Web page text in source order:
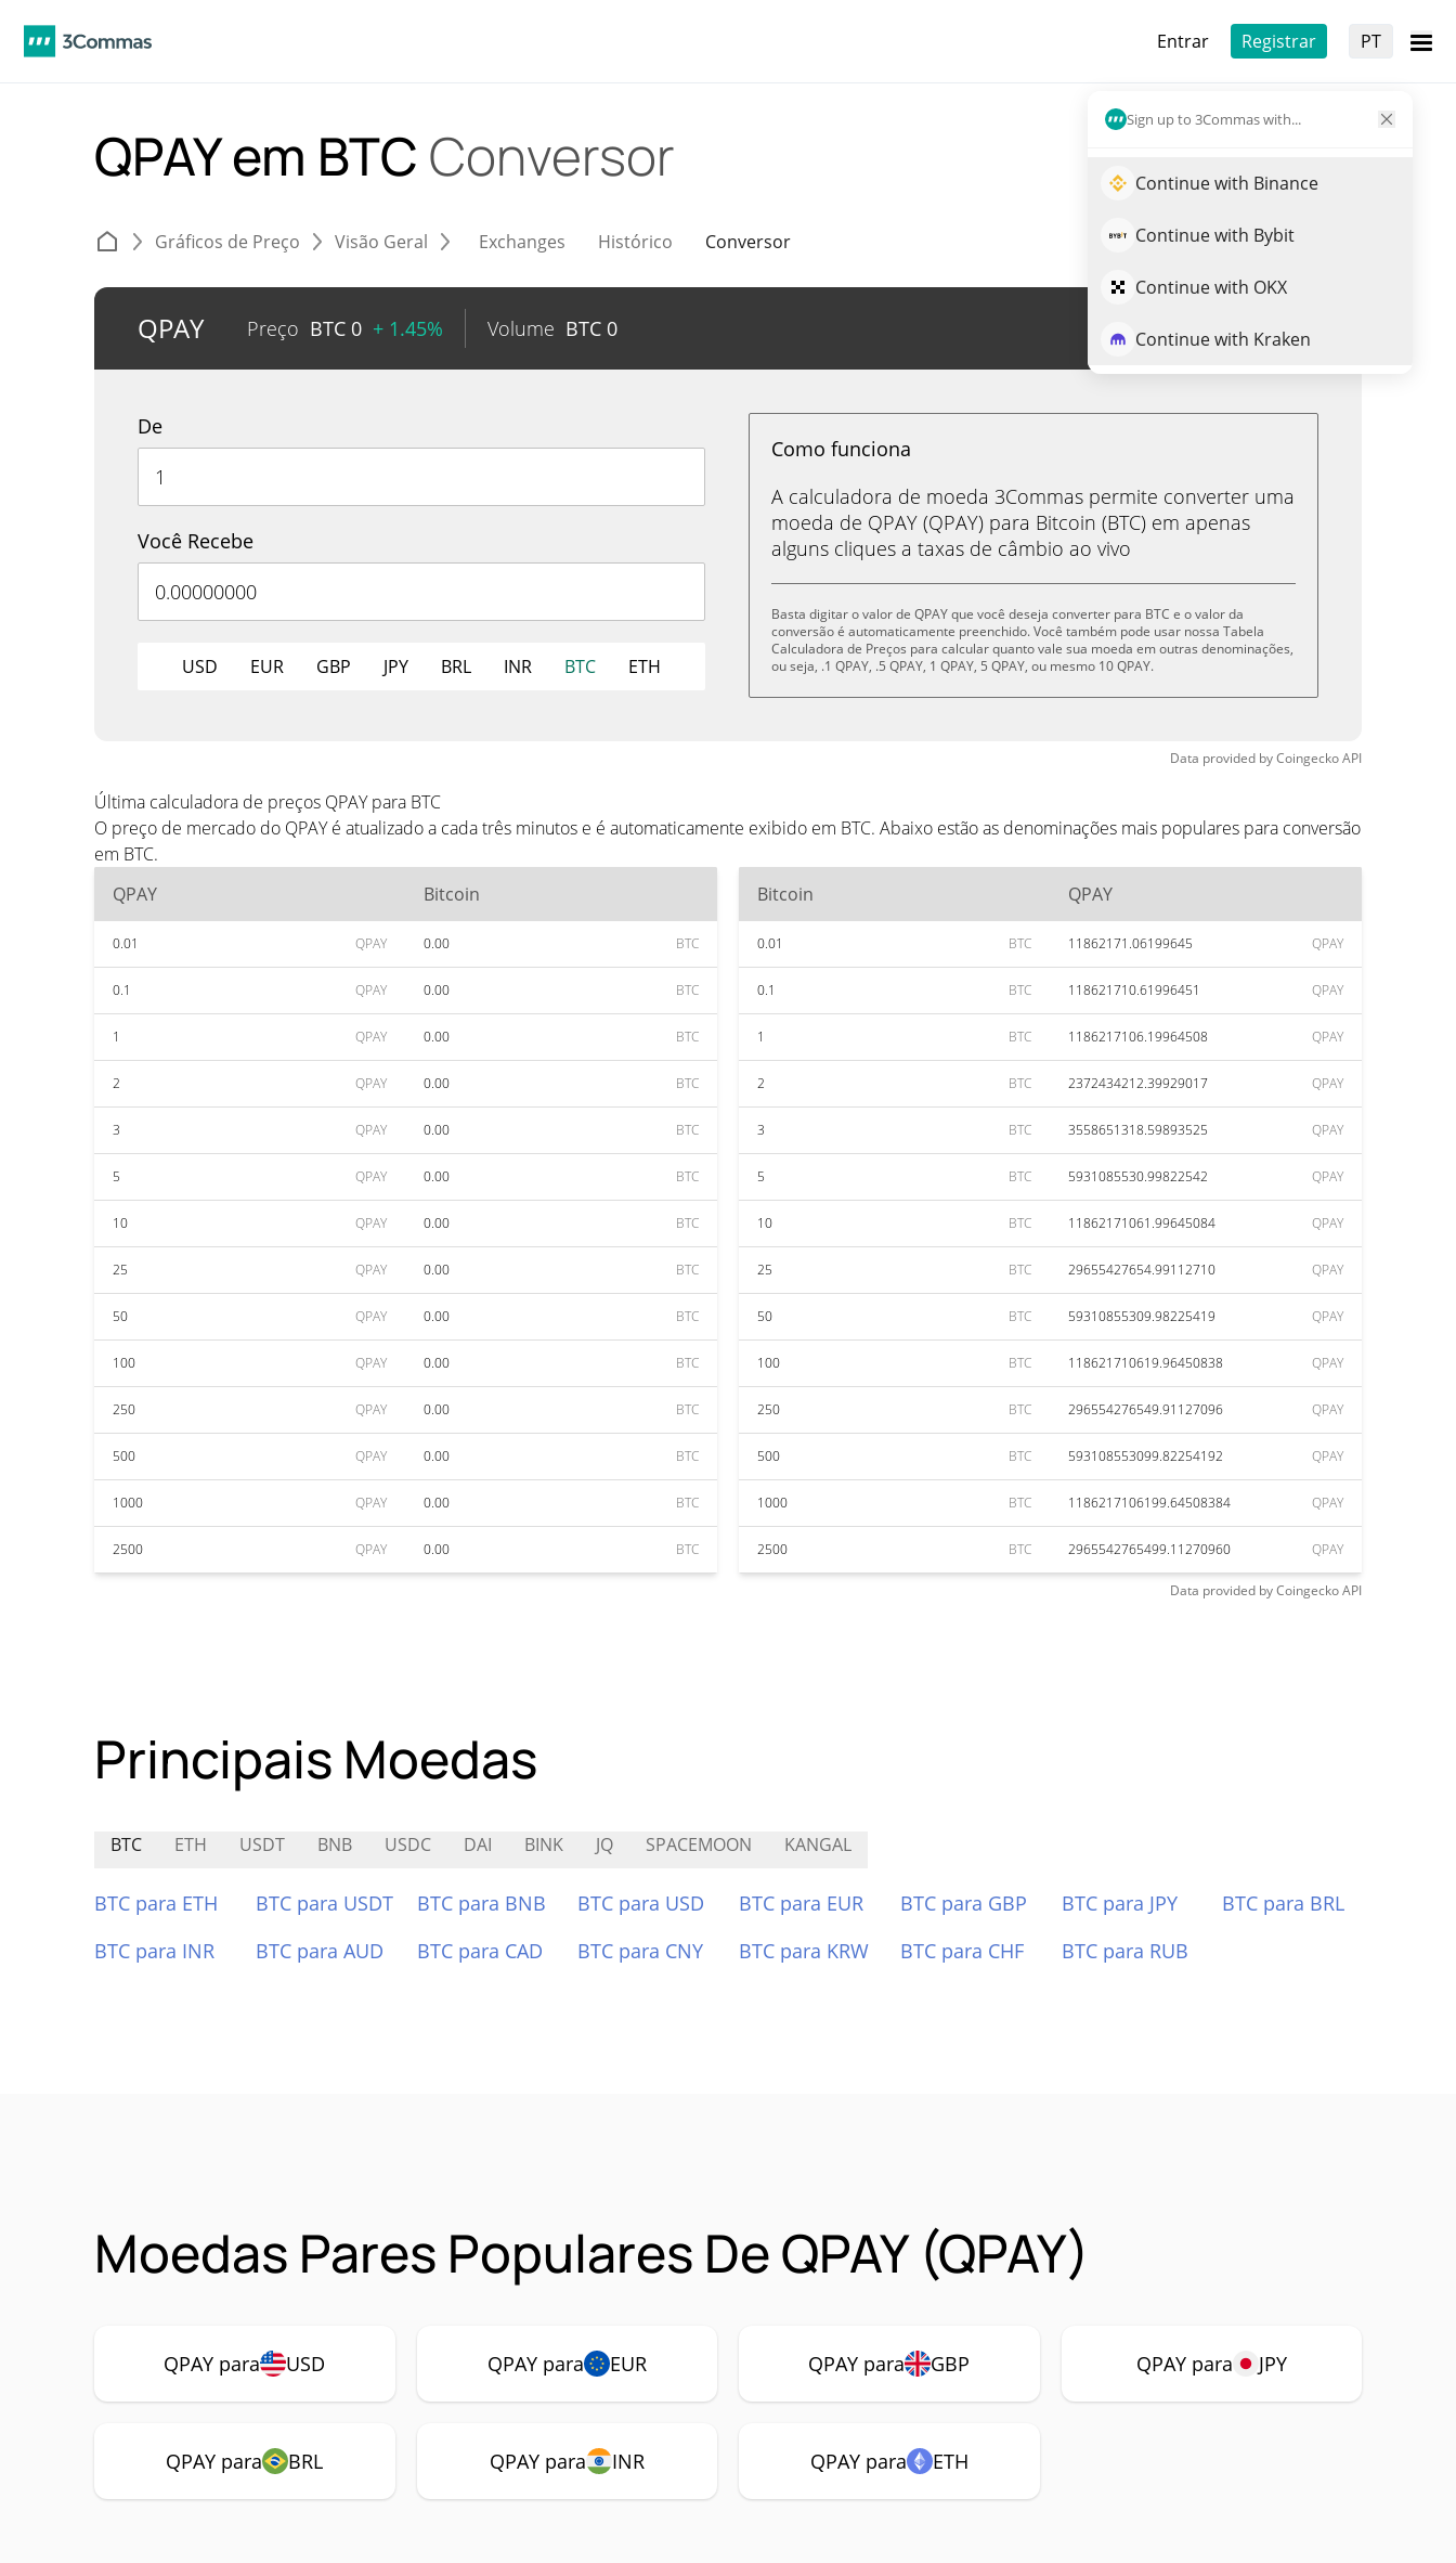
Entrar Registrar PT
Sign up to 3Commas with...
Continue with Binance
Continue with Bybit
Continue with OKX
Continue with Kraken
QPAY em BTC Conversor
Gráficos de Preço Visão Geral Exchanges Histórico Conversor
QPAY Preço BTC 0 + 1.45% Volume BTC 0 Trade de QPAY
De
Você Recebe
USD EUR GBP JPY BRL INR BTC ETH
Como funciona
A calculadora de moeda 3Commas permite converter uma
moeda de QPAY (QPAY) para Bitcoin (BTC) em apenas
alguns cliques a taxas de câmbio ao vivo
Basta digitar o valor de QPAY que você deseja converter para BTC e o valor da
conversão é automaticamente preenchido. Você também pode usar nossa Tabela
Calculadora de Preços para calcular quanto vale sua moeda em outras denominações,
ou seja, .1 QPAY, .5 QPAY, 1 QPAY, 5 QPAY, ou mesmo 10 QPAY.
Data provided byCoingeckoAPI
Última calculadora de preços QPAY para BTC
O preço de mercado do QPAY é atualizado a cada três minutos e é automaticamente exibido em BTC. Abaixo estão as denominações mais populares para conversão
em BTC.
QPAY
Bitcoin
0.01 QPAY 0.00 BTC
0.1 QPAY 0.00 BTC
1 QPAY 0.00 BTC
2 QPAY 0.00 BTC
3 QPAY 0.00 BTC
5 QPAY 0.00 BTC
10 QPAY 0.00 BTC
25 QPAY 0.00 BTC
50 QPAY 0.00 BTC
100 QPAY 0.00 BTC
250 QPAY 0.00 BTC
500 QPAY 0.00 BTC
1000 QPAY 0.00 BTC
2500 QPAY 0.00 BTC
Bitcoin QPAY
0.01 BTC 11862171.06199645 QPAY
0.1 BTC 118621710.61996451 QPAY
1 BTC 1186217106.19964508 QPAY
2 BTC 2372434212.39929017 QPAY
3 BTC 3558651318.59893525 QPAY
5 BTC 5931085530.99822542 QPAY
10 BTC 11862171061.99645084 QPAY
25 BTC 29655427654.99112710 QPAY
50 BTC 59310855309.98225419 QPAY
100 BTC 118621710619.96450838 QPAY
250 BTC 296554276549.91127096 QPAY
500 BTC 593108553099.82254192 QPAY
1000 BTC 1186217106199.64508384 QPAY
2500 BTC 2965542765499.11270960 QPAY
Data provided byCoingeckoAPI
Principais Moedas
BTC ETH USDT BNB USDC DAI BINK JQ SPACEMOON KANGAL
BTC para ETH BTC para USDT BTC para BNB BTC para USD BTC para EUR BTC para GBP BTC para JPY
BTC para BRL
BTC para INR
BTC para AUD BTC para CAD BTC para CNY BTC para KRW BTC para CHF BTC para RUB
Moedas Pares Populares De QPAY (QPAY)
QPAY para USD QPAY para EUR QPAY para GBP QPAY para JPY
QPAY para BRL QPAY para INR QPAY para ETH